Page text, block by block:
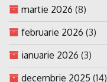
martie 2026 (8)
februarie 2026 (3)
ianuarie 2026 (3)
decembrie 2025 (14)